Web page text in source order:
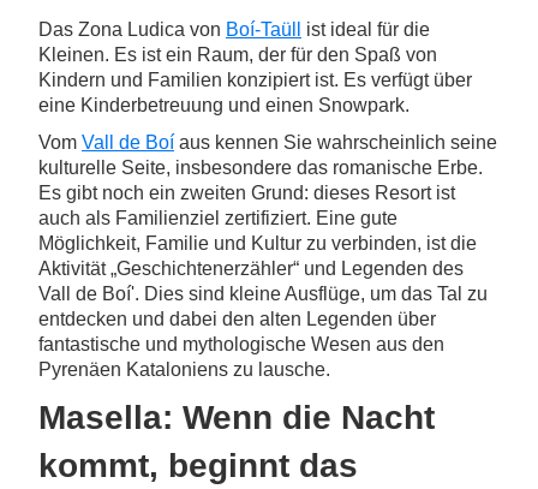
Das Zona Ludica von Boí-Taüll
ist ideal für die
Kleinen. Es ist ein Raum, der für den Spaß von
Kindern und Familien konzipiert ist. Es verfügt über
eine Kinderbetreuung und einen Snowpark.
Vom Vall de Boí aus kennen Sie wahrscheinlich seine
kulturelle Seite, insbesondere das romanische Erbe.
Es gibt noch ein zweiten Grund: dieses Resort ist
auch als Familienziel zertifiziert. Eine gute
Möglichkeit, Familie und Kultur zu verbinden, ist die
Aktivität „Geschichtenerzähler“ und Legenden des
Vall de Boí'. Dies sind kleine Ausflüge, um das Tal zu
entdecken und dabei den alten Legenden über
fantastische und mythologische Wesen aus den
Pyrenäen Kataloniens zu lausche.
Masella: Wenn die Nacht
kommt, beginnt das